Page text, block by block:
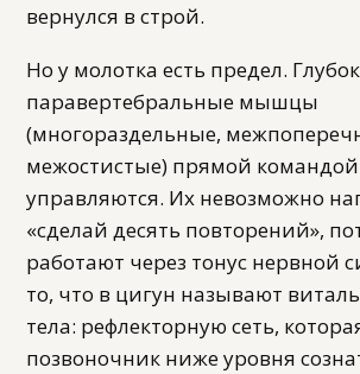
вернулся в строй.
Но у молотка есть предел.
паравертебральные мышцы
(многораздельные,
межостистые) прямой
управляются. Их невозможно
«сделай десять повторений»,
работают через тонус нервной
то, что в цигун называют
тела: рефлекторную сеть,
позвоночник ниже уровня